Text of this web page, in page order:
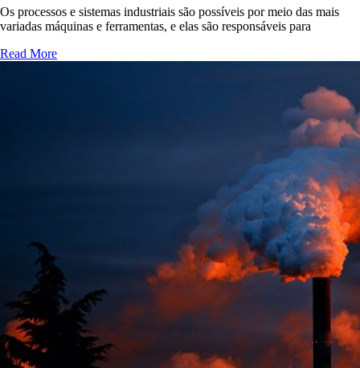
Os processos e sistemas industriais são possíveis por meio das mais
variadas máquinas e ferramentas, e elas são responsáveis para
Read More